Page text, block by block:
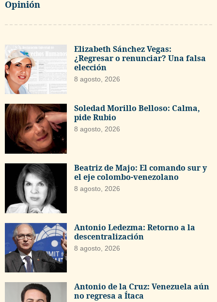
Opinión
Elizabeth Sánchez Vegas:
¿Regresar o renunciar? Una falsa
elección
8 agosto, 2026
Soledad Morillo Belloso: Calma,
pide Rubio
8 agosto, 2026
Beatriz de Majo: El comando sur y
el eje colombo-venezolano
8 agosto, 2026
Antonio Ledezma: Retorno a la
descentralización
8 agosto, 2026
Antonio de la Cruz: Venezuela aún
no regresa a Ítaca